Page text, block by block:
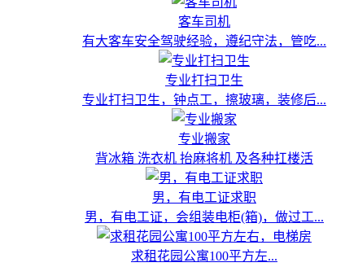
客车司机
有大客车安全驾驶经验，遵纪守法，管吃...
专业打扫卫生
专业打扫卫生，钟点工，擦玻璃，装修后...
专业搬家
背冰箱 洗衣机 抬麻将机 及各种扛楼活
男，有电工证求职
男，有电工证，会组装电柜(箱)，做过工...
求租花园公寓100平方左...